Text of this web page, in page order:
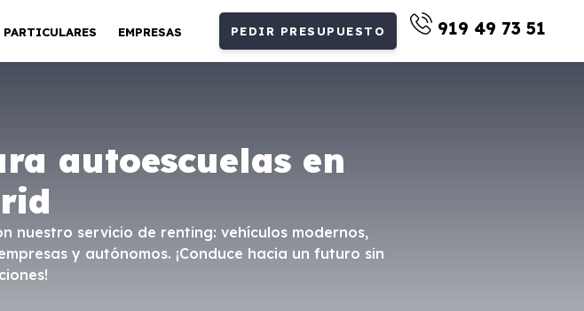
PARTICULARES EMPRESAS PEDIR PRESUPUESTO 919 49 73 51
autoescuelas en
nuestro servicio de renting: vehículos modernos,
y autónomos. ¡Conduce hacia un futuro sin